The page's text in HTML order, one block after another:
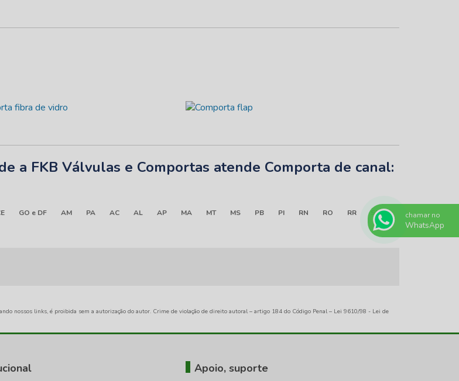
a FKB Válvulas e Comportas atende Comporta de canal:
GO e DF AM PA AC AL AP MA MT MS PB PI RN RO RR SE
nossos links, é proibida sem a autorização do autor. Crime de violação de direito autoral – artigo 184 do Código Penal – Lei 9610/98 - Lei de
Apoio, suporte
chamar no
WhatsApp